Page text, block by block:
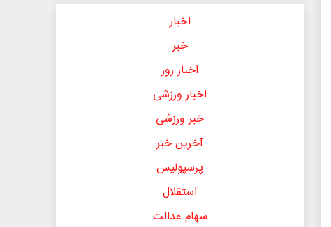
اخبار
خبر
اخبار روز
اخبار ورزشی
خبر ورزشی
آخرین خبر
پرسپولیس
استقلال
سهام عدالت